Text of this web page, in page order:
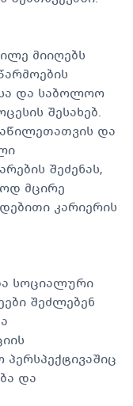
მიიღებს
და საბოლოო
შესახებ.
და
შეძენას,
მცირე
კარიერის
სოციალური
შეძლებენ
და